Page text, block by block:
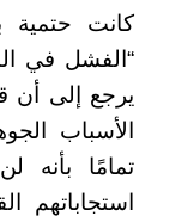
كانت حتمية
“الفشل في
يرجع إلى أن
الأسباب
تمامًا بأنه
استجاباتهم